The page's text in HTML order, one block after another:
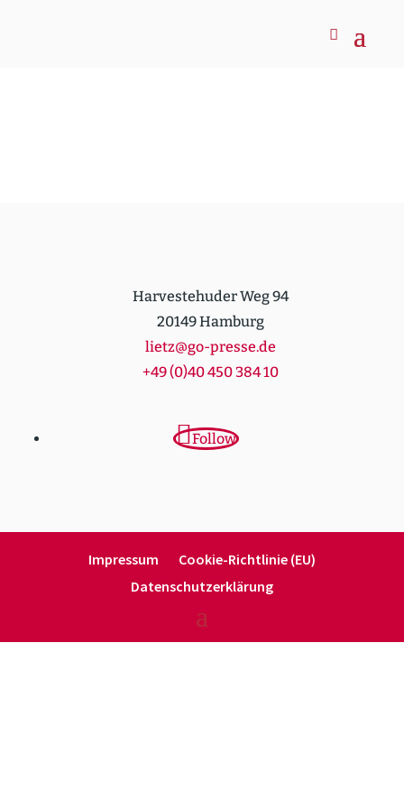
Harvestehuder Weg 94
20149 Hamburg
lietz@go-presse.de
+49 (0)40 450 384 10
Follow
Impressum
Cookie-Richt­­linie (EU)
Daten­schutz­er­klärung